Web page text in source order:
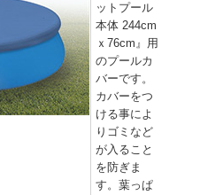
ットプール
本体 244cm
ｘ76cm』用
のプールカ
バーです。
カバーをつ
ける事によ
りゴミなど
が入ること
を防ぎま
す。葉っぱ